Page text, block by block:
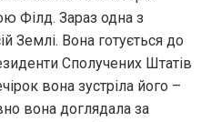
Філд. Зараз одна з
Землі. Вона готується до
Сполучених Штатів
вона зустріла його –
вона доглядала за